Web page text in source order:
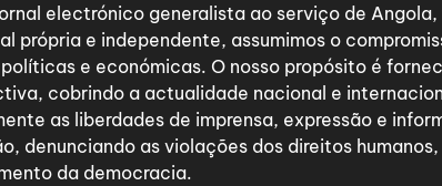
electrónico generalista ao serviço de
própria e independente, assumimos o
e económicas. O nosso propósito é
cobrindo a actualidade nacional e
as liberdades de imprensa, expressão e
denunciando as violações dos direitos
da democracia.